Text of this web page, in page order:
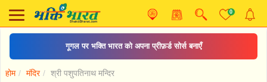
0
गूगल पर भक्ति भारत को अपना प्रीफ़र्ड सोर्स बनाएँ
होम मंदिर श्री पशुपतिनाथ मन्दिर